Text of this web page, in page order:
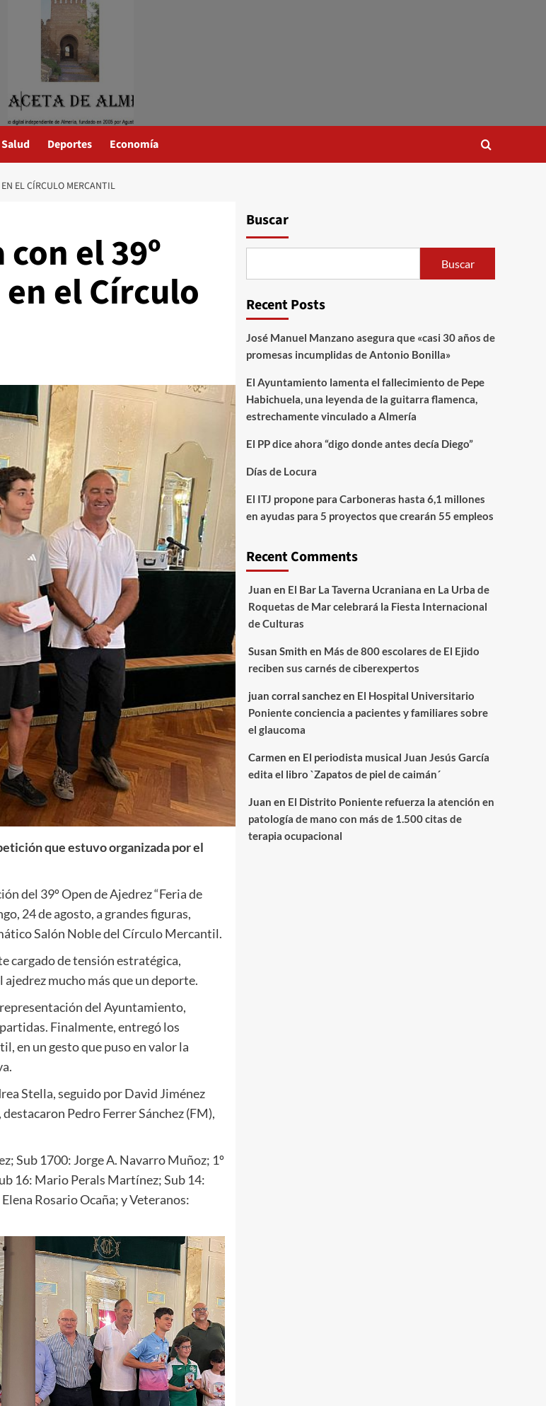
Salud Deportes Economía
EL CÍRCULO MERCANTIL
el 39º
el Círculo
que estuvo organizada por el
del 39º Open de Ajedrez “Feria de
24 de agosto, a grandes figuras,
Salón Noble del Círculo Mercantil.
cargado de tensión estratégica,
mucho más que un deporte.
del Ayuntamiento,
Finalmente, entregó los
en un gesto que puso en valor la
Stella, seguido por David Jiménez
Pedro Ferrer Sánchez (FM),
Sub 1700: Jorge A. Navarro Muñoz; 1º
16: Mario Perals Martínez; Sub 14:
Rosario Ocaña; y Veteranos:
Buscar
Buscar
Recent Posts
José Manuel Manzano asegura que «casi 30 años de
promesas incumplidas de Antonio Bonilla»
El Ayuntamiento lamenta el fallecimiento de Pepe
Habichuela, una leyenda de la guitarra flamenca,
estrechamente vinculado a Almería
El PP dice ahora “digo donde antes decía Diego”
Días de Locura
El ITJ propone para Carboneras hasta 6,1 millones
en ayudas para 5 proyectos que crearán 55 empleos
Recent Comments
Juan en El Bar La Taverna Ucraniana en La Urba de
Roquetas de Mar celebrará la Fiesta Internacional
de Culturas
Susan Smith en Más de 800 escolares de El Ejido
reciben sus carnés de ciberexpertos
juan corral sanchezen El Hospital Universitario
Poniente conciencia a pacientes y familiares sobre
el glaucoma
Carmen en El periodista musical Juan Jesús García
edita el libro `Zapatos de piel de caimán´
Juan en El Distrito Poniente refuerza la atención en
patología de mano con más de 1.500 citas de
terapia ocupacional